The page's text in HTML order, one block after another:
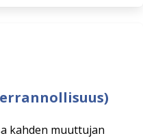
kahden muuttujan